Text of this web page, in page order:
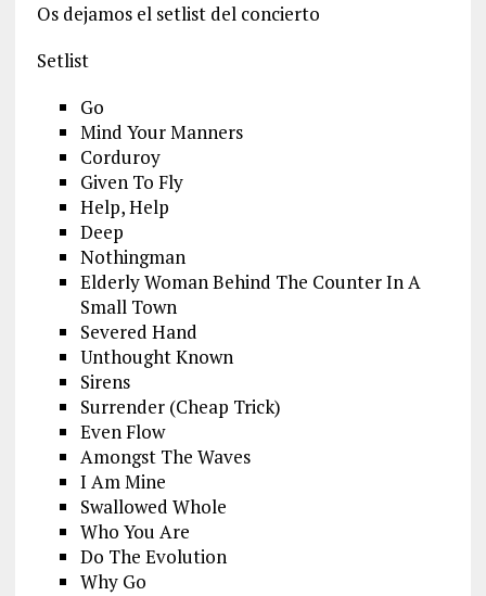
Os dejamos el setlist del concierto
Setlist
Go
Mind Your Manners
Corduroy
Given To Fly
Help, Help
Deep
Nothingman
Elderly Woman Behind The Counter In A
Small Town
Severed Hand
Unthought Known
Sirens
Surrender (Cheap Trick)
Even Flow
Amongst The Waves
I Am Mine
Swallowed Whole
Who You Are
Do The Evolution
Why Go